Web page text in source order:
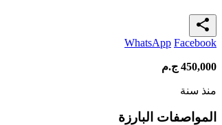
share
WhatsApp Facebook
450,000 ج.م
منذ سنة
المواصفات البارزة